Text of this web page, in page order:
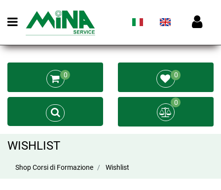
Open menu
0 0
0
WISHLIST
Shop Corsi di Formazione Wishlist